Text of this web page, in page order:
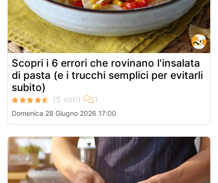
Scopri i 6 errori che rovinano l'insalata
di pasta (e i trucchi semplici per evitarli
subito)
Domenica 28 Giugno 2026 17:00